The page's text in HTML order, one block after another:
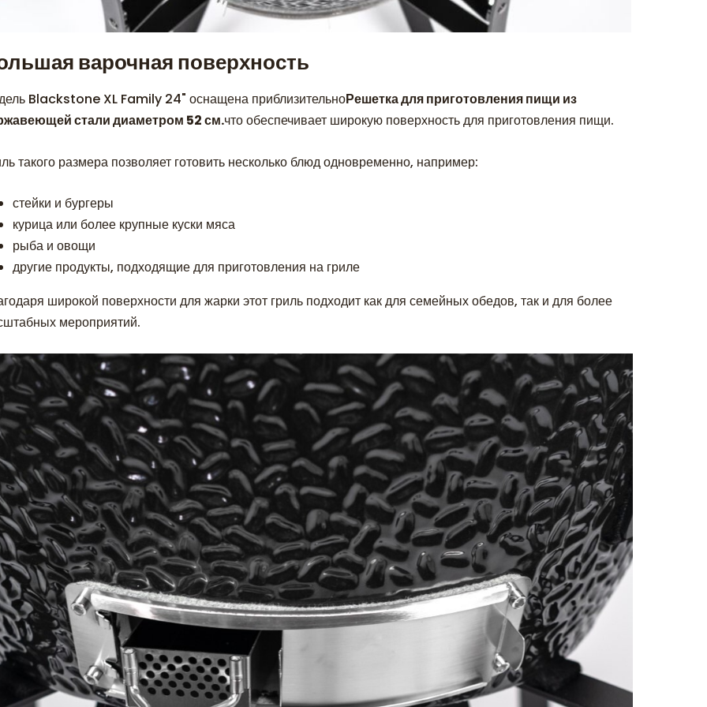
варочная поверхность
Blackstone XL Family 24" оснащена приблизительноРешетка для приготовления пищи из
стали диаметром 52 см.что обеспечивает широкую поверхность для приготовления пищи.
такого размера позволяет готовить несколько блюд одновременно, например:
стейки и бургеры
курица или более крупные куски мяса
рыба и овощи
другие продукты, подходящие для приготовления на гриле
широкой поверхности для жарки этот гриль подходит как для семейных обедов, так и для более
мероприятий.